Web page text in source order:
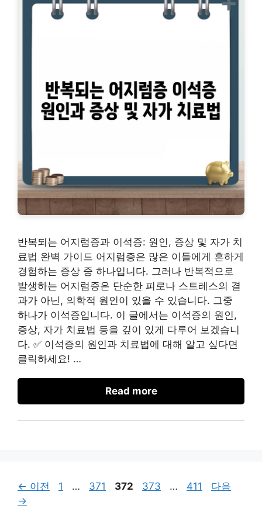
반복되는 어지럼증과 이석증: 원인, 증상 및 자가 치
료법 완벽 가이드 어지럼증은 많은 이들에게 흔하게
경험하는 증상 중 하나입니다. 그러나 반복적으로
발생하는 어지럼증은 단순한 피로나 스트레스의 결
과가 아닌, 의학적 원인이 있을 수 있습니다. 그중
하나가 이석증입니다. 이 글에서는 이석증의 원인,
증상, 자가 치료법 등을 깊이 있게 다루어 보겠습니
다. ✅ 이석증의 원인과 치료법에 대해 알고 싶다면
클릭하세요! …
Read more
← 이전
페
1 …
페
371
페
372
페
373 …
페
411
다음
→